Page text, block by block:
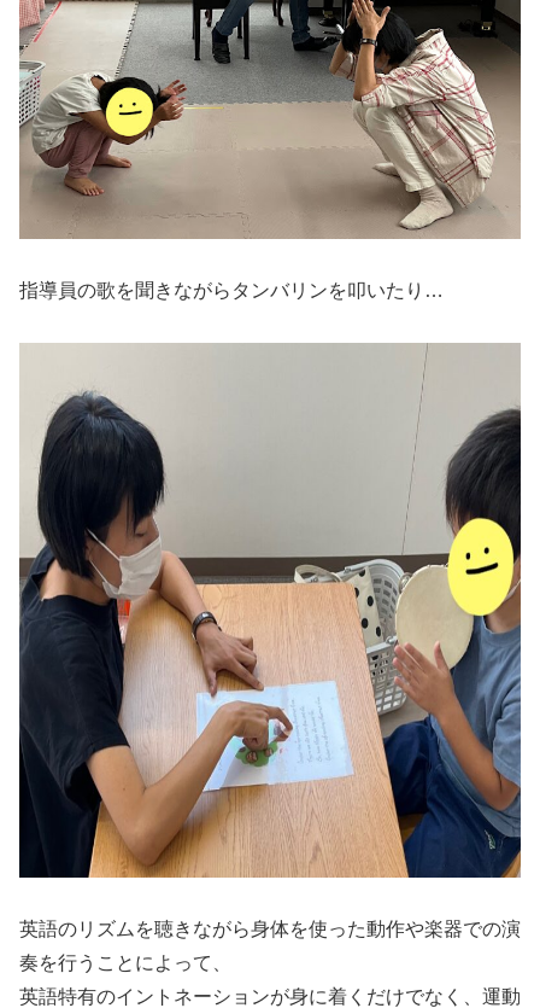
指導員の歌を聞きながらタンバリンを叩いたり…
英語のリズムを聴きながら身体を使った動作や楽器での演
奏を行うことによって、
英語特有のイントネーションが身に着くだけでなく、運動